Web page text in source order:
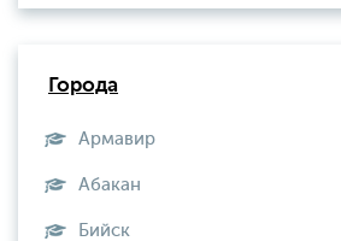
Города
Армавир
Абакан
Бийск